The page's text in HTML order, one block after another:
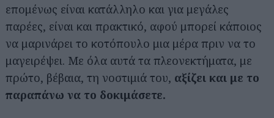
επομένως είναι κατάλληλο και για μεγάλες
παρέες, είναι και πρακτικό, αφού μπορεί κάποιος
να μαρινάρει το κοτόπουλο μια μέρα πριν να το
μαγειρέψει. Με όλα αυτά τα πλεονεκτήματα, με
πρώτο, βέβαια, τη νοστιμιά του, αξίζει και με το
παραπάνω να το δοκιμάσετε.